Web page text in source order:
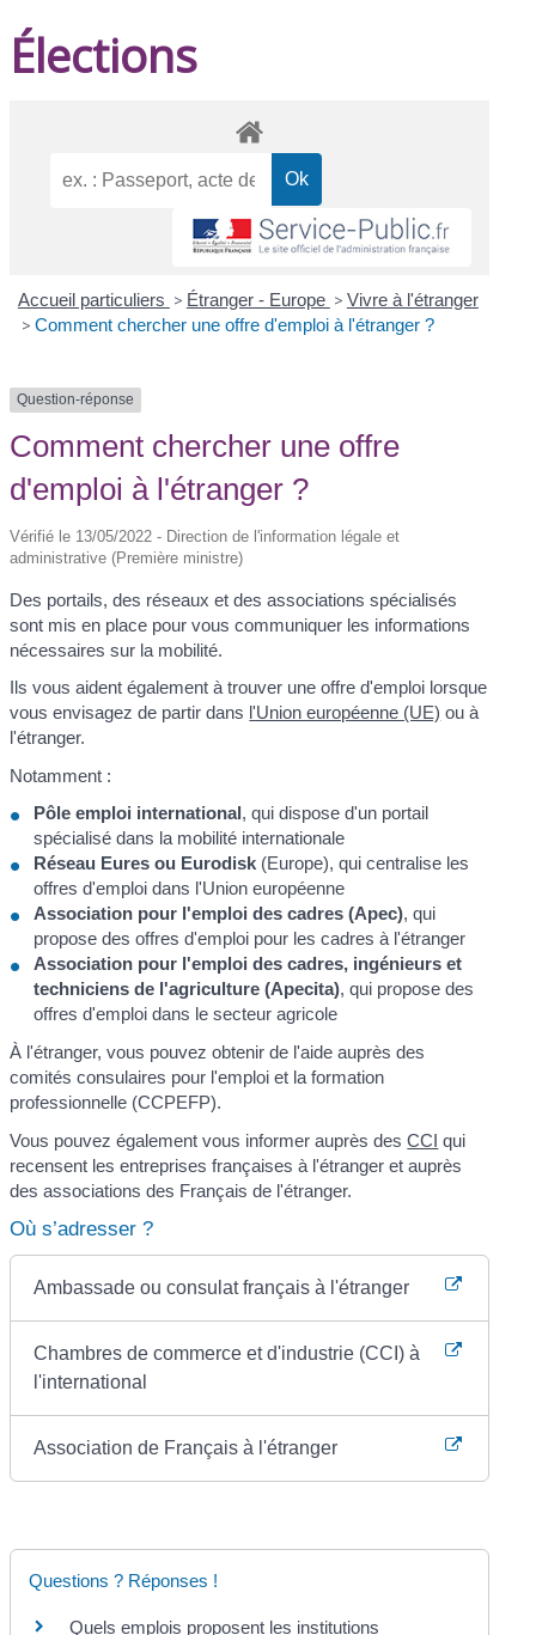
Élections
Accueil particuliers > Étranger - Europe > Vivre à l'étranger
> Comment chercher une offre d'emploi à l'étranger ?
Question-réponse
Comment chercher une offre
d'emploi à l'étranger ?
Vérifié le 13/05/2022 - Direction de l'information légale et
administrative (Première ministre)
Des portails, des réseaux et des associations spécialisés
sont mis en place pour vous communiquer les informations
nécessaires sur la mobilité.
Ils vous aident également à trouver une offre d'emploi lorsque
vous envisagez de partir dans l'Union européenne (UE) ou à
l'étranger.
Notamment :
Pôle emploi international, qui dispose d'un portail
spécialisé dans la mobilité internationale
Réseau Eures ou Eurodisk (Europe), qui centralise les
offres d'emploi dans l'Union européenne
Association pour l'emploi des cadres (Apec), qui
propose des offres d'emploi pour les cadres à l'étranger
Association pour l'emploi des cadres, ingénieurs et
techniciens de l'agriculture (Apecita), qui propose des
offres d'emploi dans le secteur agricole
À l'étranger, vous pouvez obtenir de l'aide auprès des
comités consulaires pour l'emploi et la formation
professionnelle (CCPEFP).
Vous pouvez également vous informer auprès desCCI qui
recensent les entreprises françaises à l'étranger et auprès
des associations des Français de l'étranger.
Où s’adresser ?
Ambassade ou consulat français à l'étranger
Chambres de commerce et d'industrie (CCI) à
l'international
Association de Français à l'étranger
Questions ? Réponses !
Quels emplois proposent les institutions